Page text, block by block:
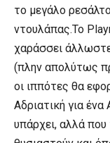
το μεγάλο
ντουλάπας.Το
χαράσσει
(πλην απολύτως
οι ιππότες θα
Αδριατική για
υπάρχει, αλλά